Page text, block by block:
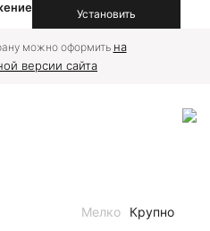
Установить
можно оформить на
версии сайта
Мелко Крупно